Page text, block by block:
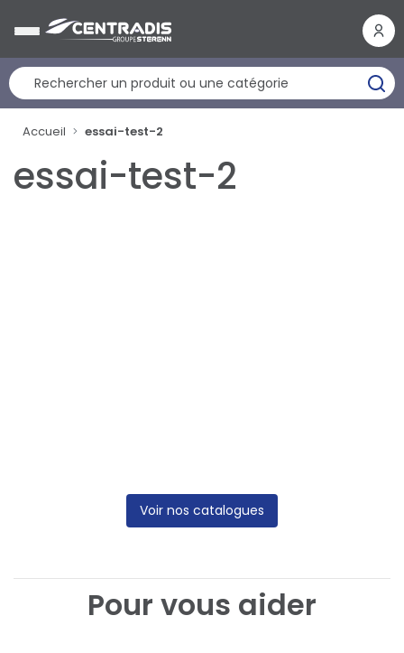
Accueil essai-test-2
essai-test-2
Voir nos catalogues
Pour vous aider